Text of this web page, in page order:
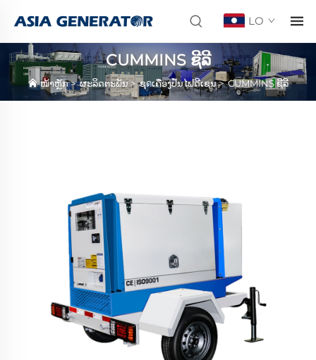
LO
CUMMINS ຊີລີ
ໜ້າຫຼັກ>ຜະລິດຕະພັນ >ຊุดເຄື່ອງປັ່ນໄຟດີເຊນ>CUMMINS ຊີລີ